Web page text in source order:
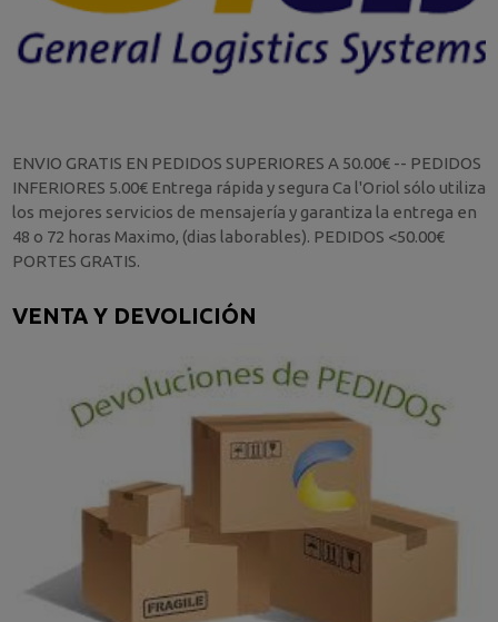
ENVIO GRATIS EN PEDIDOS SUPERIORES A 50.00€ -- PEDIDOS
INFERIORES 5.00€ Entrega rápida y segura Ca l'Oriol sólo utiliza
los mejores servicios de mensajería y garantiza la entrega en
48 o 72 horas Maximo, (dias laborables). PEDIDOS <50.00€
PORTES GRATIS.
VENTA Y DEVOLICIÓN